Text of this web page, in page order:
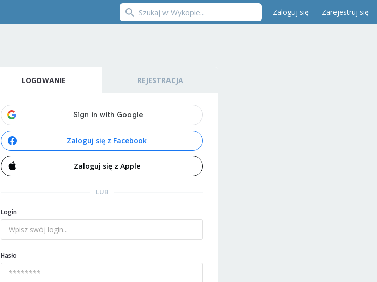
Zaloguj się Zarejestruj się
LOGOWANIE REJESTRACJA
Zaloguj się z Facebook
Zaloguj się z Apple
LUB
Login
Hasło